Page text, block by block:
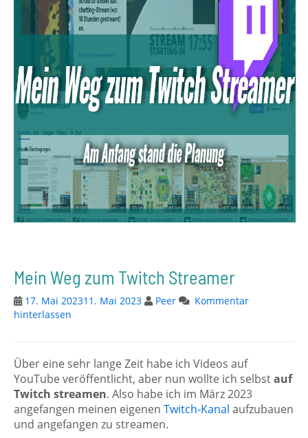
Mein Weg zum Twitch Streamer
17. Mai 202311. Mai 2023 Peer
Kommentar
hinterlassen
Über eine sehr lange Zeit habe ich Videos auf
YouTube veröffentlicht, aber nun wollte ich selbstauf
Twitch streamen. Also habe ich im März 2023
angefangen meinen eigenen Twitch-Kanal aufzubauen
und angefangen zu streamen.